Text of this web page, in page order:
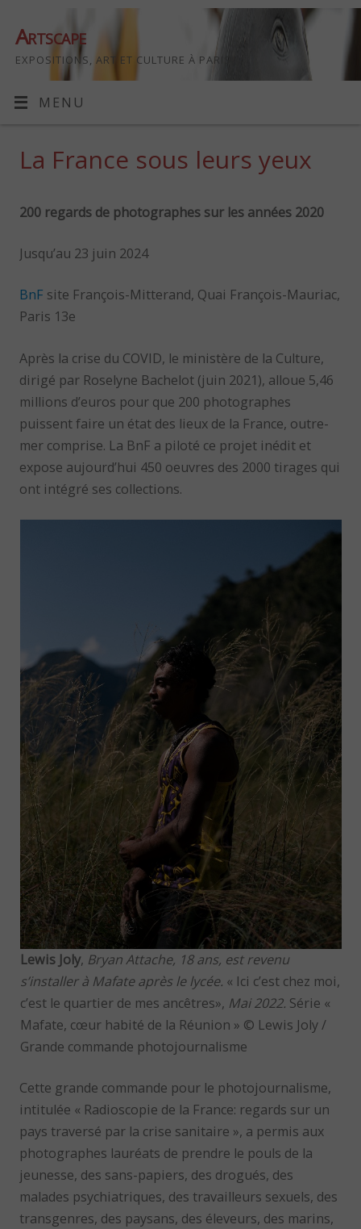
Artscape
EXPOSITIONS, ART ET CULTURE À PARIS
MENU
La France sous leurs yeux
200 regards de photographes sur les années 2020
Jusqu’au 23 juin 2024
BnF site François-Mitterand, Quai François-Mauriac,
Paris 13e
Après la crise du COVID, le ministère de la Culture,
dirigé par Roselyne Bachelot (juin 2021), alloue 5,46
millions d’euros pour que 200 photographes
puissent faire un état des lieux de la France, outre-
mer comprise. La BnF a piloté ce projet inédit et
expose aujourd’hui 450 oeuvres des 2000 tirages qui
ont intégré ses collections.
Lewis Joly, Bryan Attache, 18 ans, est revenu
s’installer à Mafate après le lycée. « Ici c’est chez moi,
c’est le quartier de mes ancêtres», Mai 2022. Série «
Mafate, cœur habité de la Réunion » © Lewis Joly /
Grande commande photojournalisme
Cette grande commande pour le photojournalisme,
intitulée « Radioscopie de la France: regards sur un
pays traversé par la crise sanitaire », a permis aux
photographes lauréats de prendre le pouls de la
jeunesse, des sans-papiers, des drogués, des
malades psychiatriques, des travailleurs sexuels, des
transgenres, des paysans, des éleveurs, des marins,